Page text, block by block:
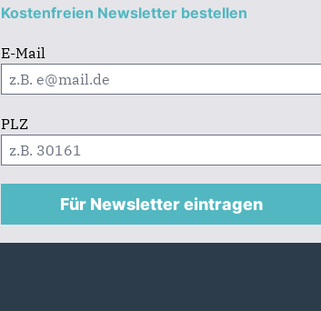
Kostenfreien Newsletter bestellen
E-Mail
PLZ
Für Newsletter eintragen